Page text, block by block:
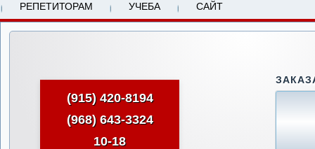
РЕПЕТИТОРАМ
УЧЕБА САЙТ
(915) 420-8194
(968) 643-3324
10-18